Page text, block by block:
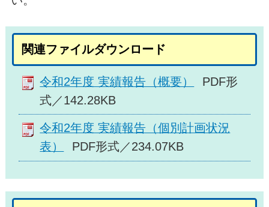
関連ファイルダウンロード
令和2年度 実績報告（概要）
PDF形
式／142.28KB
令和2年度 実績報告（個別計画状況
表）
PDF形式／234.07KB